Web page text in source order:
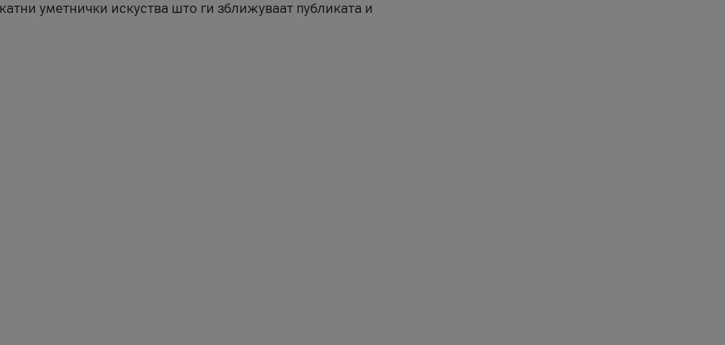
уметнички искуства што ги зближуваат публиката и